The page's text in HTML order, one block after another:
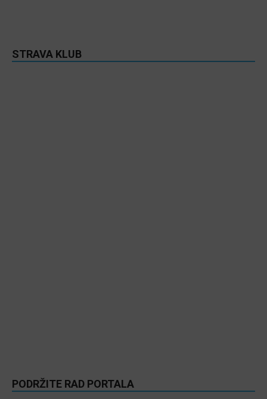
STRAVA KLUB
PODRŽITE RAD PORTALA